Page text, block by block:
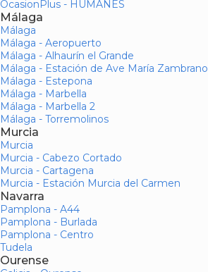
OcasionPlus - HUMANES
Málaga
Málaga
Málaga - Aeropuerto
Málaga - Alhaurín el Grande
Málaga - Estación de Ave María Zambrano
Málaga - Estepona
Málaga - Marbella
Málaga - Marbella 2
Málaga - Torremolinos
Murcia
Murcia
Murcia - Cabezo Cortado
Murcia - Cartagena
Murcia - Estación Murcia del Carmen
Navarra
Pamplona - A44
Pamplona - Burlada
Pamplona - Centro
Tudela
Ourense